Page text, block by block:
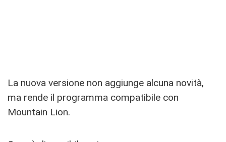
La nuova versione non aggiunge alcuna novità,
ma rende il programma compatibile con
Mountain Lion.